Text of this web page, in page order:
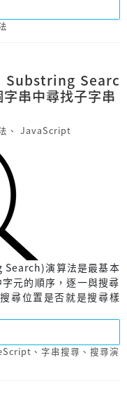
Substring Searc
串中尋找子字串
、 JavaScript
演算法是最基本
元的順序，逐一與搜尋
尋位置是否就是搜尋樣
、 字串搜尋 、 搜尋演